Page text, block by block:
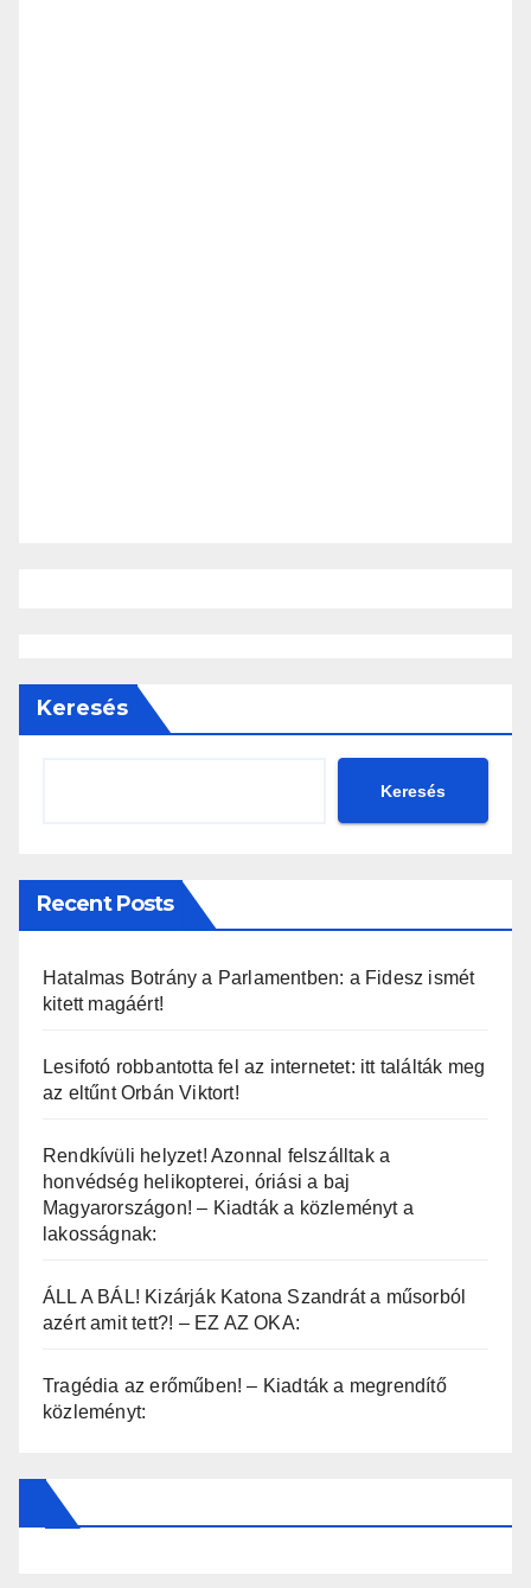
Keresés
Keresés
Recent Posts
Hatalmas Botrány a Parlamentben: a Fidesz ismét
kitett magáért!
Lesifotó robbantotta fel az internetet: itt találták meg
az eltűnt Orbán Viktort!
Rendkívüli helyzet! Azonnal felszálltak a
honvédség helikopterei, óriási a baj
Magyarországon! – Kiadták a közleményt a
lakosságnak:
ÁLL A BÁL! Kizárják Katona Szandrát a műsorból
azért amit tett?! – EZ AZ OKA:
Tragédia az erőműben! – Kiadták a megrendítő
közleményt: